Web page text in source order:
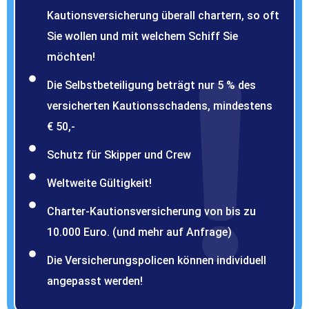
Kautionsversicherung überall chartern, so oft
Sie wollen und mit welchem Schiff Sie
möchten!
Die Selbstbeteiligung beträgt nur 5 % des
versicherten Kautionsschadens, mindestens
€ 50,-
Schutz für Skipper und Crew
Weltweite Gültigkeit!
Charter-Kautionsversicherung von bis zu
10.000 Euro. (und mehr auf Anfrage)
Die Versicherungspolicen können individuell
angepasst werden!